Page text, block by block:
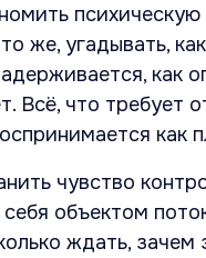
же, угадывать,
как
Всё, что требует
как
чувство
объектом
ждать, зачем